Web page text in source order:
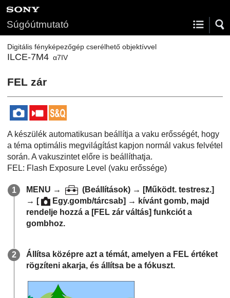
Súgóútmutató
Digitális fényképezőgép cserélhető objektívvel
ILCE-7M4 α7IV
FEL zár
A készülék automatikusan beállítja a vaku erősségét, hogy
a téma optimális megvilágítást kapjon normál vakus felvétel
során. A vakuszintet előre is beállíthatja.
FEL: Flash Exposure Level (vaku erőssége)
MENU → (Beállítások) → [Működt. testresz.]
→ [ Egy.gomb/tárcsab] → kívánt gomb, majd
rendelje hozzá a [FEL zár váltás] funkciót a
gombhoz.
Állítsa középre azt a témát, amelyen a FEL értéket
rögzíteni akarja, és állítsa be a fókuszt.